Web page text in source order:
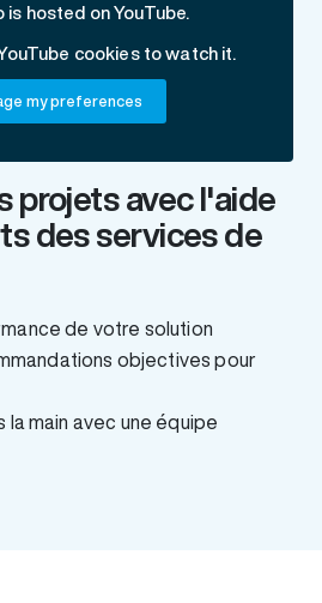
is hosted on YouTube.
cookies to watch it.
my preferences
projets avec l'aide
des services de
de votre solution
objectives pour
la main avec une équipe